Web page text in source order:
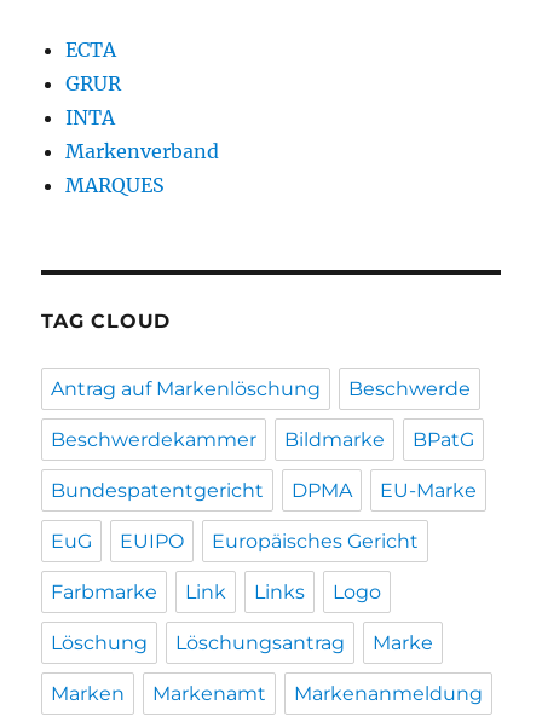
ECTA
GRUR
INTA
Markenverband
MARQUES
TAG CLOUD
Antrag auf Markenlöschung Beschwerde
Beschwerdekammer Bildmarke BPatG
Bundespatentgericht DPMA EU-Marke
EuG EUIPO Europäisches Gericht
Farbmarke Link Links Logo
Löschung Löschungsantrag Marke
Marken Markenamt Markenanmeldung